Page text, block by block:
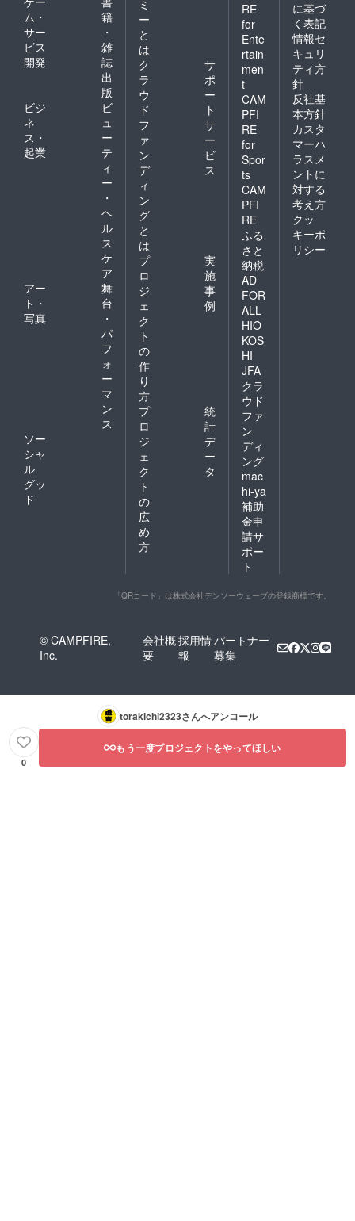
ム・
サー
ビス
開発
籍
・
雑
誌
出
版
ビジ
ネ
ス・
起業
ビ
ュ
ー
テ
ィ
ー
・
ヘ
ル
ス
ケ
ア
アー
ト・
写真
舞
台
・
パ
フ
ォ
ー
マ
ン
ス
ソー
シャ
ル
グッ
ド
ミ
ー
と
は
ク
ラ
ウ
ド
フ
ァ
ン
デ
ィ
ン
グ
と
は
サ
ポ
ー
ト
サ
ー
ビ
ス
プ
ロ
ジ
ェ
ク
ト
の
作
り
方
実
施
事
例
プ
ロ
ジ
ェ
ク
ト
の
広
め
方
統
計
デ
ー
タ
RE
for
Ente
rtain
men
t
CAM
PFI
RE
for
Spor
ts
CAM
PFI
RE
ふる
さと
納税
AD
FOR
ALL
HIO
KOS
HI
JFA
クラ
ウド
ファ
ン
ディ
ング
mac
hi-ya
補助
金申
請サ
ポー
ト
に基づ
く表記
情報セ
キュリ
ティ方
針
反社基
本方針
カスタ
マーハ
ラスメ
ントに
対する
考え方
クッ
キーポ
リシー
「QRコード」は株式会社デンソーウェーブの登録商標です。
© CAMPFIRE,
Inc.
会社概
要
採用情
報
パートナー
募集
torakichi2323さんへアンコール
0
もう一度プロジェクトをやってほしい